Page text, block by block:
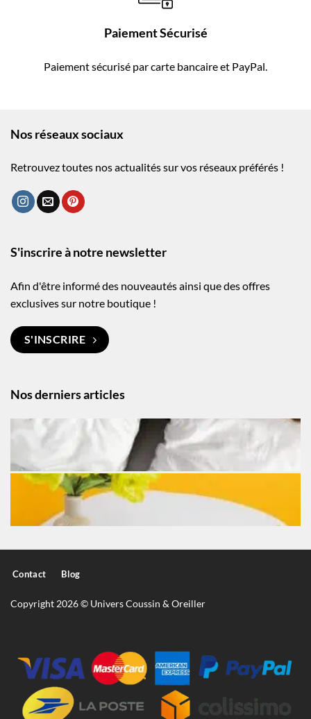
Paiement Sécurisé
Paiement sécurisé par carte bancaire et PayPal.
Nos réseaux sociaux
Retrouvez toutes nos actualités sur vos réseaux préférés !
Nos derniers articles
S'inscrire à notre newsletter
Afin d'être informé des nouveautés ainsi que des offres
exclusives sur notre boutique !
S'INSCRIRE
Contact Blog
Copyright 2026 © Univers Coussin & Oreiller